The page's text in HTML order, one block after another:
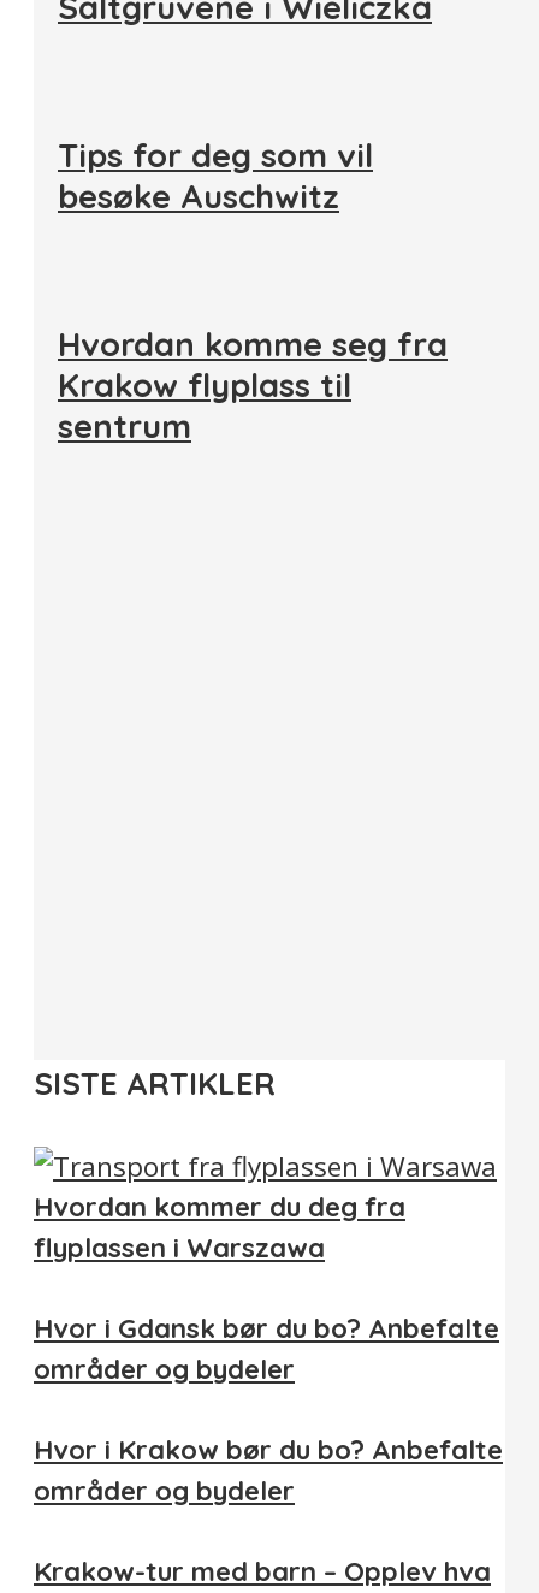
Tips for deg som vil
besøke Auschwitz
Hvordan komme seg fra
Krakow flyplass til
sentrum
SISTE ARTIKLER
Hvordan kommer du deg fra
flyplassen i Warszawa
Hvor i Gdansk bør du bo? Anbefalte
områder og bydeler
Hvor i Krakow bør du bo? Anbefalte
områder og bydeler
Krakow-tur med barn – Opplev hva